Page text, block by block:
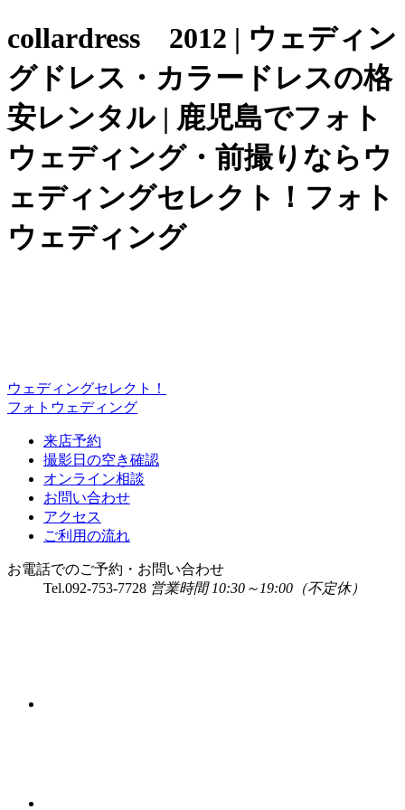
collardress 2012 | ウェディン
グドレス・カラードレスの格
安レンタル | 鹿児島でフォト
ウェディング・前撮りならウ
ェディングセレクト！フォト
ウェディング
ウェディングセレクト！
フォトウェディング
来店予約
撮影日の空き確認
オンライン相談
お問い合わせ
アクセス
ご利用の流れ
お電話でのご予約・お問い合わせ
Tel.092-753-7728 営業時間 10:30～19:00（不定休）